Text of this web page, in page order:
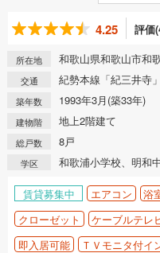
4.25 評価
所在地 和歌山県和歌山市和
交通 紀勢本線「紀三井
築年数 1993年3月(築33年)
建物階 地上2階建て
総戸数 8戸
学区 和歌浦小学校、明和
賃貸募集中 エアコン 浴
クローゼット
ケーブルテレ
即入居可能
ＴＶモニタ付イ